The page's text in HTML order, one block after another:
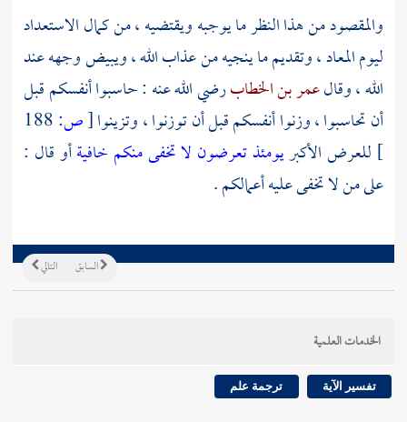
والمقصود من هذا النظر ما يوجبه ويقتضيه ، من كمال الاستعداد
ليوم المعاد ، وتقديم ما ينجيه من عذاب الله ، ويبيض وجهه عند
الله ، وقالعمر بن الخطابرضي الله عنه : حاسبوا أنفسكم قبل
أن تحاسبوا ، وزنوا أنفسكم قبل أن توزنوا ، وتزينوا[ص:188
] للعرض الأكبريومئذ تعرضون لا تخفى منكم خافيةأو قال :
على من لا تخفى عليه أعمالكم .
التالي السابق
الخدمات العلمية
تفسير الآية ترجمة علم